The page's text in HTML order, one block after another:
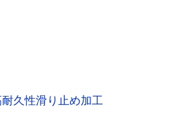
久性滑り止め加工